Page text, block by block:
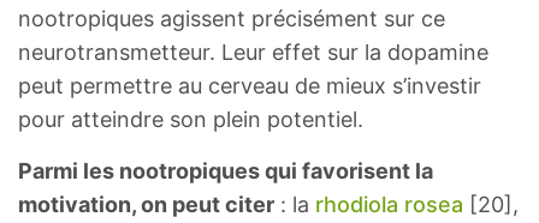
nootropiques agissent précisément sur ce
neurotransmetteur. Leur effet sur la dopamine
peut permettre au cerveau de mieux s’investir
pour atteindre son plein potentiel.
Parmi les nootropiques qui favorisent la
motivation, on peut citer : la rhodiola rosea [20],